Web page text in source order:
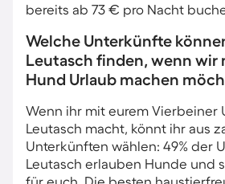
bereits ab 73 € pro Nacht
Welche Unterkünfte
Leutasch finden, wenn wir
Hund Urlaub machen
Wenn ihr mit eurem Vierbeiner
Leutasch macht, könnt ihr aus
Unterkünften wählen: 49% der
Leutasch erlauben Hunde und